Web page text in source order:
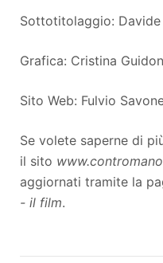
Sottotitolaggio:
Grafica: Cristina
Sito Web: Fulvio
Se volete saperne di
il sito
aggiornati tramite la
- il film.